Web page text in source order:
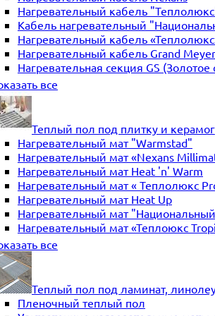
Нагревательный кабель
Кабель нагревательный
Нагревательный кабель
Нагревательный кабель Grand Meyer
Нагревательная секция GS (Золотое
Нагревательная секция "Теплый
все
Теплый пол под плитку и
Нагревательный мат "Warmstad"
Нагревательный мат «Nexans
Нагревательный мат Heat 'n' Warm
Нагревательный мат « Теплолюкс
Нагревательный мат Heat Up
Нагревательный мат
Нагревательный мат «Теплоюкс
Нагревательный мат Electrolux
Нагревательные маты Золотое
Нагревательный мат "Теплый пол
Нагревательный мат WarmeEnergie
Мат нагревательный "Теплолюкс"
все
Теплый пол под ламинат,
Пленочный теплый пол